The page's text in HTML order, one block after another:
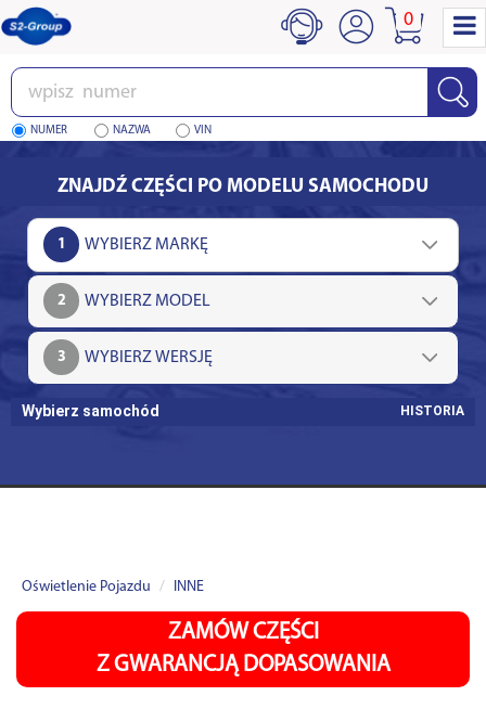
Wpisz
numer
NUMER NAZWA VIN
0
ZNAJDŹ CZĘŚCI PO MODELU SAMOCHODU
1
2
3
Wybierz samochód HISTORIA
Oświetlenie Pojazdu INNE
ZAMÓW CZĘŚCI
Z GWARANCJĄ DOPASOWANIA